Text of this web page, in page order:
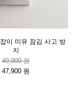
이 미유 잠김 사고 방
지
49,000 원
47,900 원